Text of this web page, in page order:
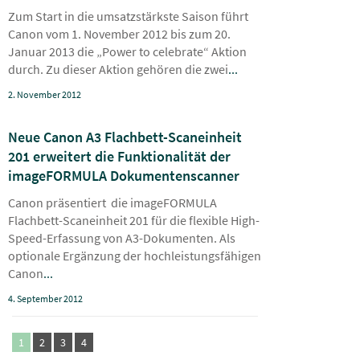
Zum Start in die umsatzstärkste Saison führt
Canon vom 1. November 2012 bis zum 20.
Januar 2013 die „Power to celebrate“ Aktion
durch. Zu dieser Aktion gehören die zwei...
2. November 2012
Neue Canon A3 Flachbett-Scaneinheit
201 erweitert die Funktionalität der
imageFORMULA Dokumentenscanner
Canon präsentiert die imageFORMULA
Flachbett-Scaneinheit 201 für die flexible High-
Speed-Erfassung von A3-Dokumenten. Als
optionale Ergänzung der hochleistungsfähigen
Canon...
4. September 2012
1 2 3 4